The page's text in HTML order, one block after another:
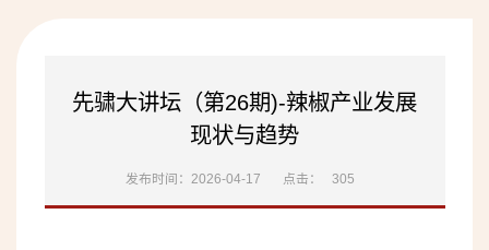
先骕大讲坛（第26期)-辣椒产业发展
现状与趋势
发布时间：2026-04-17 点击： 305